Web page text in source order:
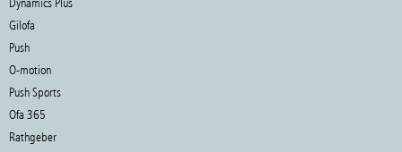
Gilofa
Push
O-motion
Push Sports
Ofa 365
Rathgeber